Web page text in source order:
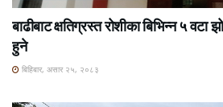
बाढीबाट क्षतिग्रस्त रोशीका बिभिन्न ५
हुने
बिहिबार, असार २५, २०८३